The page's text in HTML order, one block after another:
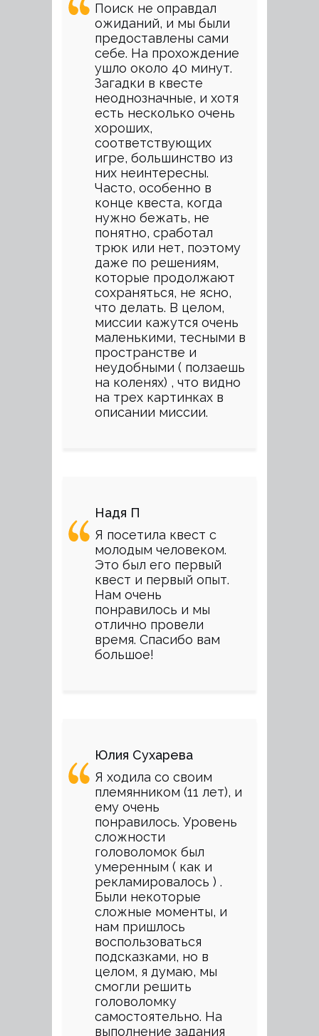
Поиск не оправдал
ожиданий, и мы были
предоставлены сами
себе. На прохождение
ушло около 40 минут.
Загадки в квесте
неоднозначные, и хотя
есть несколько очень
хороших,
соответствующих
игре, большинство из
них неинтересны.
Часто, особенно в
конце квеста, когда
нужно бежать, не
понятно, сработал
трюк или нет, поэтому
даже по решениям,
которые продолжают
сохраняться, не ясно,
что делать. В целом,
миссии кажутся очень
маленькими, тесными в
пространстве и
неудобными ( ползаешь
на коленях) , что видно
на трех картинках в
описании миссии.
Надя П
Я посетила квест с
молодым человеком.
Это был его первый
квест и первый опыт.
Нам очень
понравилось и мы
отлично провели
время. Спасибо вам
большое!
Юлия Сухарева
Я ходила со своим
племянником (11 лет), и
ему очень
понравилось. Уровень
сложности
головоломок был
умеренным ( как и
рекламировалось ) .
Были некоторые
сложные моменты, и
нам пришлось
воспользоваться
подсказками, но в
целом, я думаю, мы
смогли решить
головоломку
самостоятельно. На
выполнение задания